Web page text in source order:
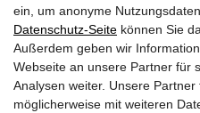
ein, um anonyme
Datenschutz-Seite können Sie
Außerdem geben wir
Webseite an unsere Partner für
Analysen weiter. Unsere
möglicherweise mit weiteren
Familie Rieder ●
Telefon:+43